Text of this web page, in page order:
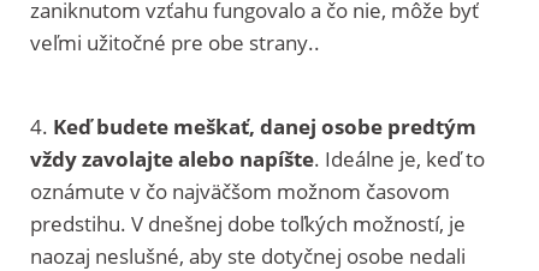
zaniknutom vzťahu fungovalo a čo nie, môže byť
veľmi užitočné pre obe strany..
4. Keď budete meškať, danej osobe predtým
vždy zavolajte alebo napíšte. Ideálne je, keď to
oznámute v čo najväčšom možnom časovom
predstihu. V dnešnej dobe toľkých možností, je
naozaj neslušné, aby ste dotyčnej osobe nedali